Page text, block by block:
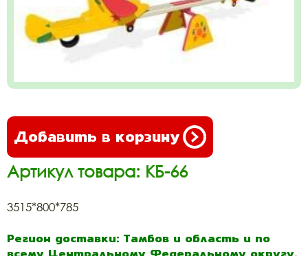
Добавить в корзину
Артикул товара: КБ-66
3515*800*785
Регион доставки: Тамбов и область и по